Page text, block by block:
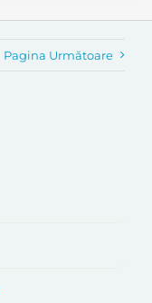
Pagina Următoare